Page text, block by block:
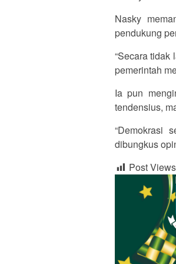
Nasky
pendukung
“Secara tidak
pemerintah
Ia pun
tendensius,
“Demokrasi
dibungkus
Post